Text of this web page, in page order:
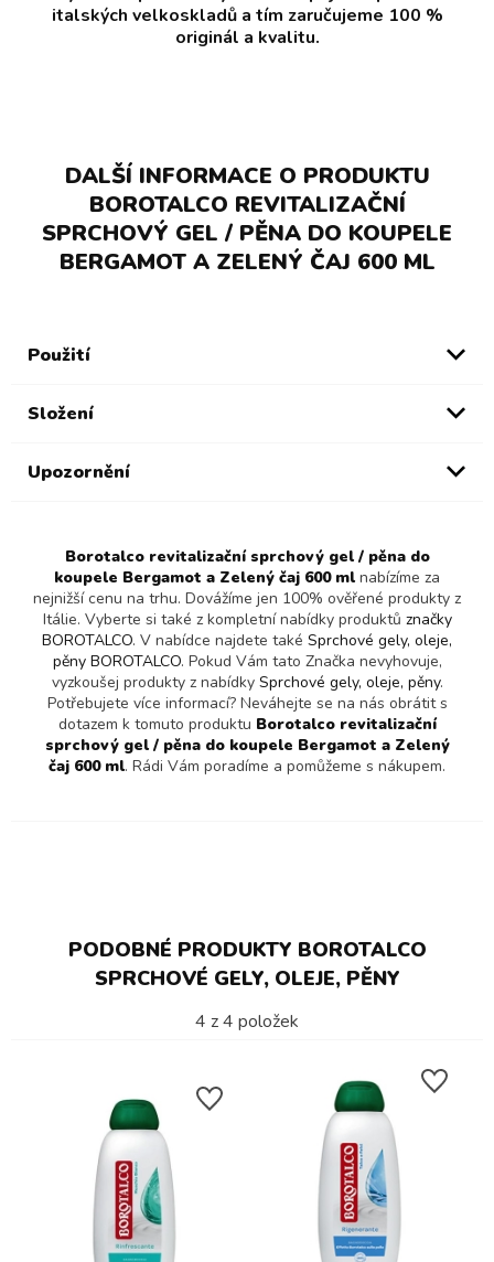
italských velkoskladů a tím zaručujeme 100 %
originál a kvalitu.
DALŠÍ INFORMACE O PRODUKTU
BOROTALCO REVITALIZAČNÍ
SPRCHOVÝ GEL / PĚNA DO KOUPELE
BERGAMOT A ZELENÝ ČAJ 600 ML
Použití
Složení
Upozornění
Borotalco revitalizační sprchový gel / pěna do
koupele Bergamot a Zelený čaj 600 ml nabízíme za
nejnižší cenu na trhu. Dovážíme jen 100% ověřené produkty z
Itálie. Vyberte si také z kompletní nabídky produktů značky
BOROTALCO. V nabídce najdete také Sprchové gely, oleje,
pěny BOROTALCO. Pokud Vám tato Značka nevyhovuje,
vyzkoušej produkty z nabídky Sprchové gely, oleje, pěny.
Potřebujete více informací? Neváhejte se na nás obrátit s
dotazem k tomuto produktu Borotalco revitalizační
sprchový gel / pěna do koupele Bergamot a Zelený
čaj 600 ml. Rádi Vám poradíme a pomůžeme s nákupem.
PODOBNÉ PRODUKTY BOROTALCO
SPRCHOVÉ GELY, OLEJE, PĚNY
4 z4 položek